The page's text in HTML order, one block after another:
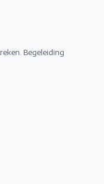
Begeleiding